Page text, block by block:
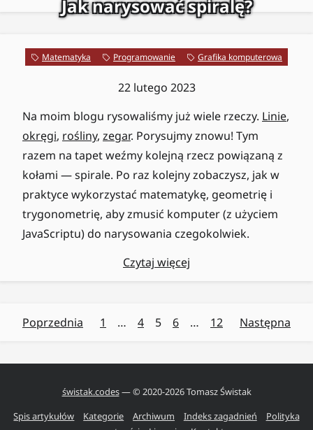
Jak narysować spiralę?
Matematyka Programowanie Grafika komputerowa
22 lutego 2023
Na moim blogu rysowaliśmy już wiele rzeczy. Linie,
okręgi, rośliny, zegar. Porysujmy znowu! Tym
razem na tapet weźmy kolejną rzecz powiązaną z
kołami — spirale. Po raz kolejny zobaczysz, jak w
praktyce wykorzystać matematykę, geometrię i
trygonometrię, aby zmusić komputer (z użyciem
JavaScriptu) do narysowania czegokolwiek.
Czytaj więcej
Poprzednia 1 … 4 5 6 … 12 Następna
świstak.codes— © 2020-2026Tomasz Świstak
Spis artykułów
Kategorie Archiwum Indeks zagadnień
Polityka